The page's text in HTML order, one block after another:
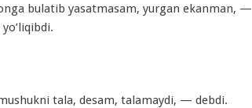
bulatib yasatmasam, yurgan ekanman, —
tala, desam, talamaydi, — debdi.